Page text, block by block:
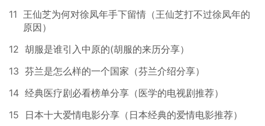
11 王仙芝为何对徐凤年手下留情（王仙芝打不过徐凤年的
原因）
12 胡服是谁引入中原的(胡服的来历分享）
13 芬兰是怎么样的一个国家（芬兰介绍分享）
14 经典医疗剧必看榜单分享（医学的电视剧推荐）
15
日本十大爱情电影分享（日本经典的爱情电影推荐）